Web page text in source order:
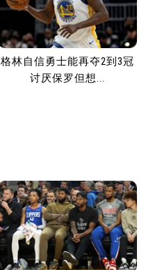
格林自信勇士能再夺2到3冠
讨厌保罗但想...